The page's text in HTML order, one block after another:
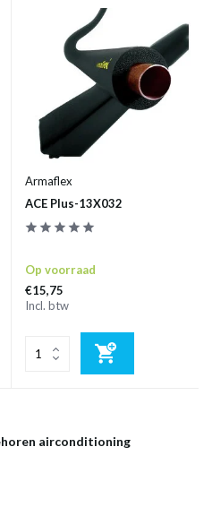
Armaflex
ACE Plus-13X032
Op voorraad
€15,75
Incl. btw
airconditioning